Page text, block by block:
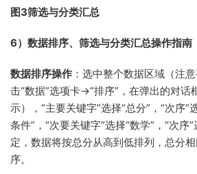
图3筛选与分类汇总
6）数据排序、筛选与分类汇总操作指南
数据排序操作 ： 选中整个数据区域（注
击“数据”选项卡→“排序”，在弹出的对话
示），“主要关键字”选择“总分”，“次序”
条件”，“次要关键字”选择“数学”，“次序
定，数据将按总分从高到低排列，总分
序。